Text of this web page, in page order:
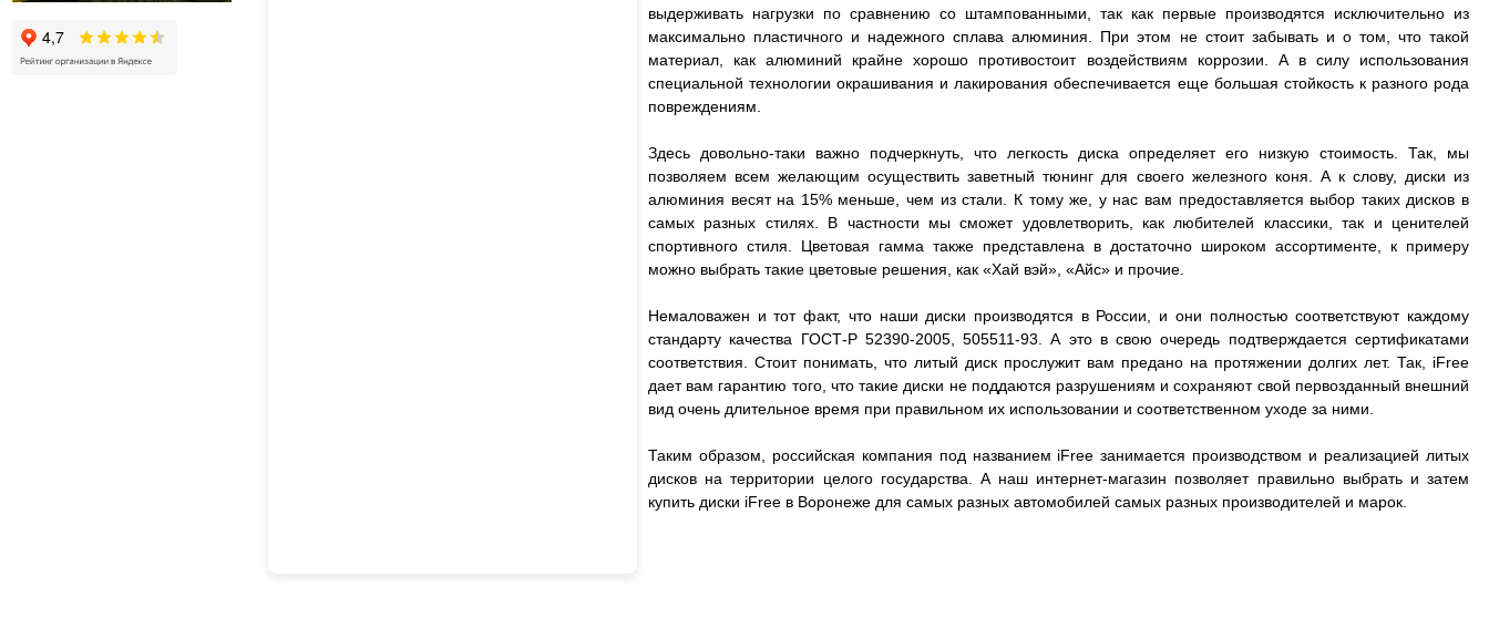
выдерживать нагрузки по сравнению со штампованными, так как первые производятся исключительно из
максимально пластичного и надежного сплава алюминия. При этом не стоит забывать и о том, что такой
материал, как алюминий крайне хорошо противостоит воздействиям коррозии. А в силу использования
специальной технологии окрашивания и лакирования обеспечивается еще большая стойкость к разного рода
повреждениям.
Здесь довольно-таки важно подчеркнуть, что легкость диска определяет его низкую стоимость. Так, мы
позволяем всем желающим осуществить заветный тюнинг для своего железного коня. А к слову, диски из
алюминия весят на 15% меньше, чем из стали. К тому же, у нас вам предоставляется выбор таких дисков в
самых разных стилях. В частности мы сможет удовлетворить, как любителей классики, так и ценителей
спортивного стиля. Цветовая гамма также представлена в достаточно широком ассортименте, к примеру
можно выбрать такие цветовые решения, как «Хай вэй», «Айс» и прочие.
Немаловажен и тот факт, что наши диски производятся в России, и они полностью соответствуют каждому
стандарту качества ГОСТ-Р 52390-2005, 505511-93. А это в свою очередь подтверждается сертификатами
соответствия. Стоит понимать, что литый диск прослужит вам предано на протяжении долгих лет. Так, iFree
дает вам гарантию того, что такие диски не поддаются разрушениям и сохраняют свой первозданный внешний
вид очень длительное время при правильном их использовании и соответственном уходе за ними.
Таким образом, российская компания под названием iFree занимается производством и реализацией литых
дисков на территории целого государства. А наш интернет-магазин позволяет правильно выбрать и затем
купить диски iFree в Воронеже для самых разных автомобилей самых разных производителей и марок.